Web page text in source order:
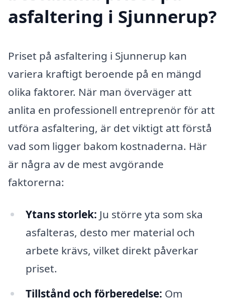
asfaltering i Sjunnerup?
Priset på asfaltering i Sjunnerup kan
variera kraftigt beroende på en mängd
olika faktorer. När man överväger att
anlita en professionell entreprenör för att
utföra asfaltering, är det viktigt att förstå
vad som ligger bakom kostnaderna. Här
är några av de mest avgörande
faktorerna:
Ytans storlek: Ju större yta som ska
asfalteras, desto mer material och
arbete krävs, vilket direkt påverkar
priset.
Tillstånd och förberedelse: Om